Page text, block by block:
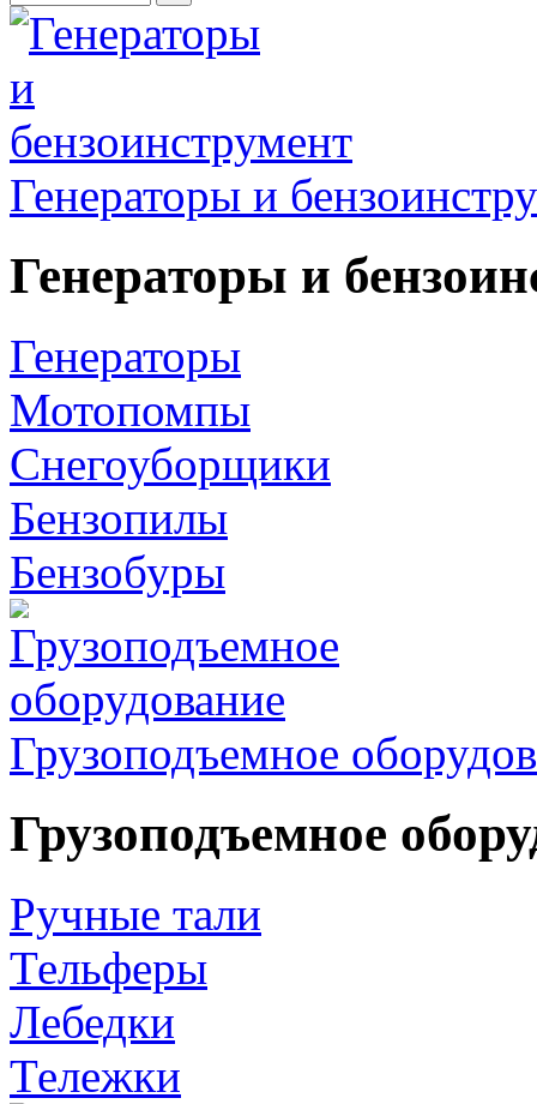
Генераторы и
Генераторы и
Генераторы
Мотопомпы
Снегоуборщики
Бензопилы
Бензобуры
Грузоподъемное
Грузоподъемное
Ручные тали
Тельферы
Лебедки
Тележки